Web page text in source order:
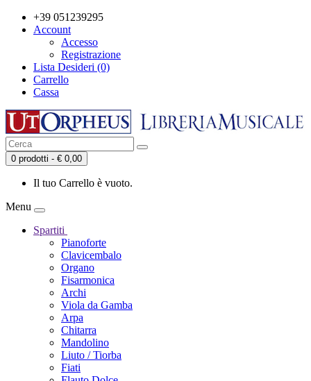
+39 051239295
Account
Accesso
Registrazione
Lista Desideri (0)
Carrello
Cassa
0 prodotti - € 0,00
Il tuo Carrello è vuoto.
Menu
Spartiti
Pianoforte
Clavicembalo
Organo
Fisarmonica
Archi
Viola da Gamba
Arpa
Chitarra
Mandolino
Liuto / Tiorba
Fiati